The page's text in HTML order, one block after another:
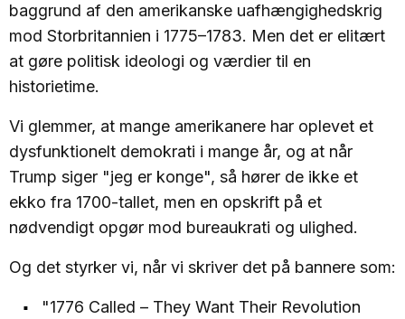
baggrund af den amerikanske uafhængighedskrig
mod Storbritannien i 1775–1783. Men det er elitært
at gøre politisk ideologi og værdier til en
historietime.
Vi glemmer, at mange amerikanere har oplevet et
dysfunktionelt demokrati i mange år, og at når
Trump siger "jeg er konge", så hører de ikke et
ekko fra 1700-tallet, men en opskrift på et
nødvendigt opgør mod bureaukrati og ulighed.
Og det styrker vi, når vi skriver det på bannere som:
"1776 Called – They Want Their Revolution